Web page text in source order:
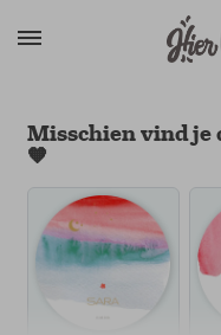
Misschien vind je
🧡